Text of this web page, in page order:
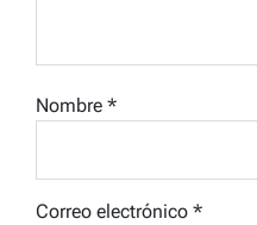
Nombre *
Correo electrónico *